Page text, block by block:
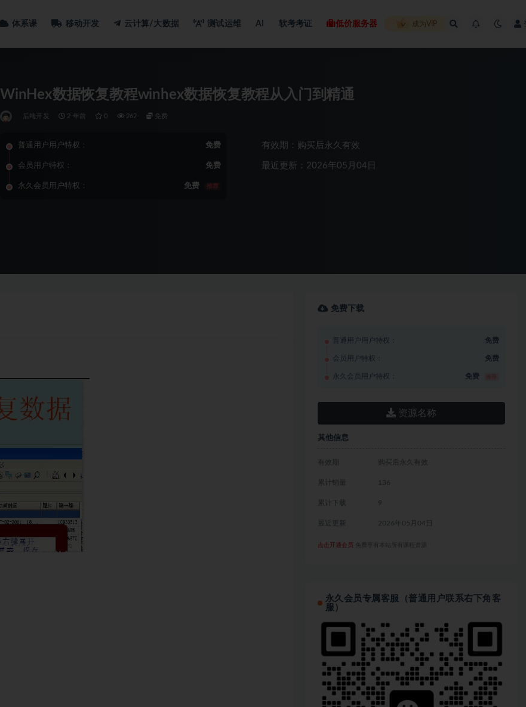
体系课 移动开发 云计算/大数据 测试运维 AI 软考考证 低价服务器 成为VIP
WinHex数据恢复教程winhex数据恢复教程从入门到精通
后端开发 2 年前 0 262 免费
普通用户用户特权： 免费
会员用户特权： 免费
永久会员用户特权： 免费 推荐
有效期：购买后永久有效
最近更新：2026年05月04日
免费下载
普通用户用户特权： 免费
会员用户特权： 免费
永久会员用户特权： 免费
资源名称
其他信息
有效期 购买后永久有效
累计销量 136
累计下载 9
最近更新 2026年05月04日
点击开通会员 免费享有本站所有课程资源
永久会员专属客服（普通用户联系右下角客
服）